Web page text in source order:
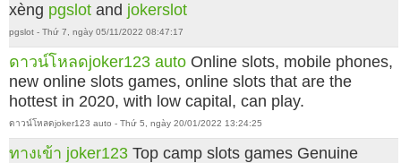
xèng pgslot and jokerslot
pgslot - Thứ 7, ngày 05/11/2022 08:47:17
ดาวน์โหลดjoker123 auto Online slots, mobile phones,
new online slots games, online slots that are the
hottest in 2020, with low capital, can play.
ดาวน์โหลดjoker123 auto - Thứ 5, ngày 20/01/2022 13:24:25
ทางเข้า joker123 Top camp slots games Genuine